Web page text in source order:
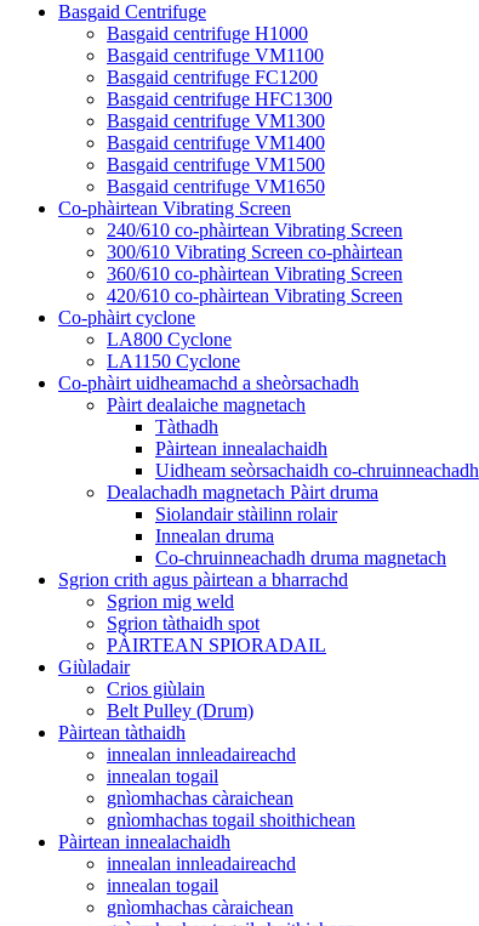
Basgaid Centrifuge
Basgaid centrifuge H1000
Basgaid centrifuge VM1100
Basgaid centrifuge FC1200
Basgaid centrifuge HFC1300
Basgaid centrifuge VM1300
Basgaid centrifuge VM1400
Basgaid centrifuge VM1500
Basgaid centrifuge VM1650
Co-phàirtean Vibrating Screen
240/610 co-phàirtean Vibrating Screen
300/610 Vibrating Screen co-phàirtean
360/610 co-phàirtean Vibrating Screen
420/610 co-phàirtean Vibrating Screen
Co-phàirt cyclone
LA800 Cyclone
LA1150 Cyclone
Co-phàirt uidheamachd a sheòrsachadh
Pàirt dealaiche magnetach
Tàthadh
Pàirtean innealachaidh
Uidheam seòrsachaidh co-chruinneachadh
Dealachadh magnetach Pàirt druma
Siolandair stàilinn rolair
Innealan druma
Co-chruinneachadh druma magnetach
Sgrion crith agus pàirtean a bharrachd
Sgrion mig weld
Sgrion tàthaidh spot
PÀIRTEAN SPIORADAIL
Giùladair
Crios giùlain
Belt Pulley (Drum)
Pàirtean tàthaidh
innealan innleadaireachd
innealan togail
gnìomhachas càraichean
gnìomhachas togail shoithichean
Pàirtean innealachaidh
innealan innleadaireachd
innealan togail
gnìomhachas càraichean